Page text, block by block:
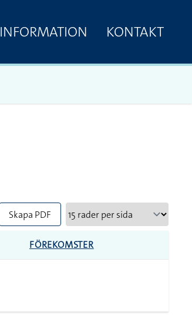
INFORMATION KONTAKT
Skapa PDF
FÖREKOMSTER